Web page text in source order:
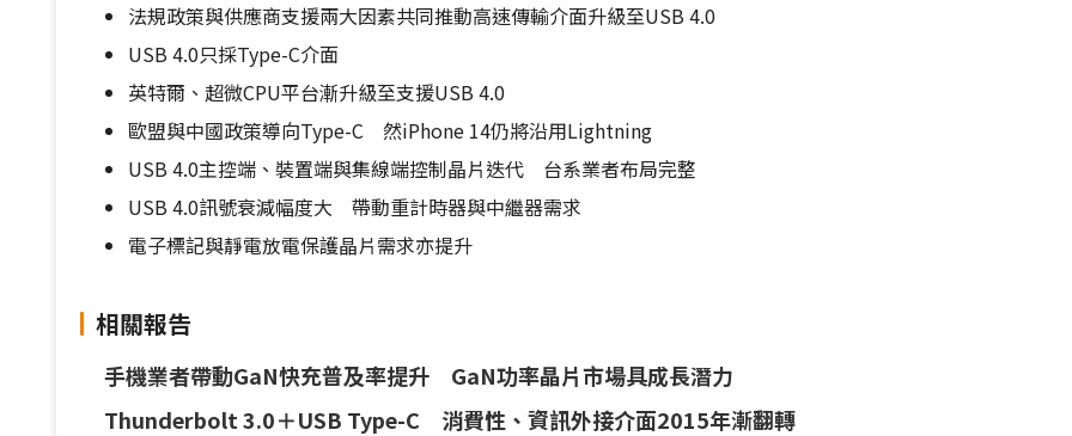
法規政策與供應商支援兩大因素共同推動高速傳輸介面升級至USB 4.0
USB 4.0只採Type-C介面
英特爾、超微CPU平台漸升級至支援USB 4.0
歐盟與中國政策導向Type-C 然iPhone 14仍將沿用Lightning
USB 4.0主控端、裝置端與集線端控制晶片迭代 台系業者布局完整
USB 4.0訊號衰減幅度大 帶動重計時器與中繼器需求
電子標記與靜電放電保護晶片需求亦提升
相關報告
手機業者帶動GaN快充普及率提升 GaN功率晶片市場具成長潛力
Thunderbolt 3.0＋USB Type-C 消費性、資訊外接介面2015年漸翻轉